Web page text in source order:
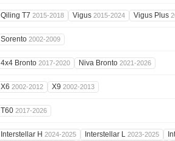
Qiling T7 2015-2018 Vigus 2015-2024 Vigus Plus
Sorento 2002-2009
4x4 Bronto 2017-2020 Niva Bronto 2021-2026
X6 2002-2012 X9 2002-2013
T60 2017-2026
Interstellar H 2024-2025 Interstellar L 2023-2025